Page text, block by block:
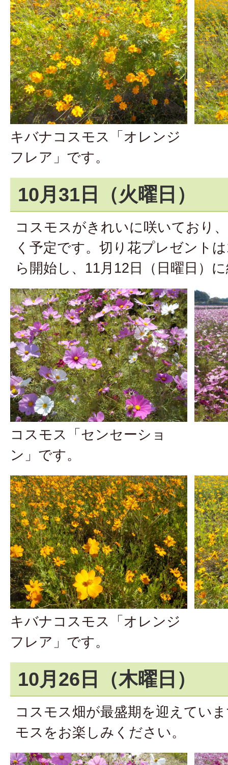
キバナコスモス「オレンジ
フレア」です。
10月31日（火曜日）
コスモスがきれいに咲いており
く予定です。切り花プレゼント
ら開始し、11月12日（日曜日）
コスモス「センセーショ
ン」です。
キバナコスモス「オレンジ
フレア」です。
10月26日（木曜日）
コスモス畑が最盛期を迎えてい
モスをお楽しみください。